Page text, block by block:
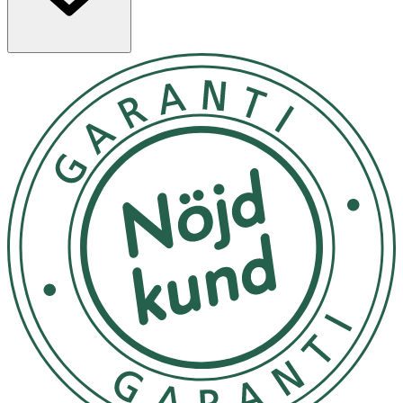
- Transparent film som låter huden andas
- Skyddar mot smuts, bakterier och virus
- Högabsorberande kompress som inte fastnar i såret
- Mjukt och skonsamt material – lämpligt för känslig
hud
- Latexfritt och allergivänligt
Användningsområden
- Skärsår, skrapsår och mindre brännsår
- Postoperativa sår
- Måttligt vätskande sår
Användning
- Rengör såret och huden runt om där förbandet ska
appliceras.
- Låt huden torka helt.